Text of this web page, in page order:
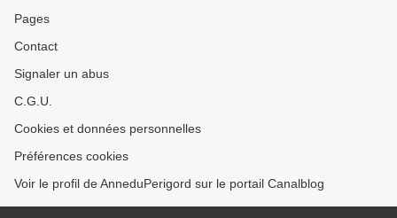
Pages
Contact
Signaler un abus
C.G.U.
Cookies et données personnelles
Préférences cookies
Voir le profil de AnneduPerigord sur le portail Canalblog